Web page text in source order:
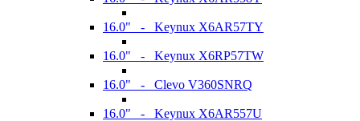
16.0" - Keynux X6AR57TY
16.0" - Keynux X6RP57TW
16.0" - Clevo V360SNRQ
16.0" - Keynux X6AR557U